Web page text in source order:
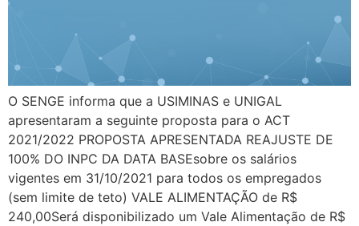
O SENGE informa que a USIMINAS e UNIGAL
apresentaram a seguinte proposta para o ACT
2021/2022 PROPOSTA APRESENTADA REAJUSTE DE
100% DO INPC DA DATA BASEsobre os salários
vigentes em 31/10/2021 para todos os empregados
(sem limite de teto) VALE ALIMENTAÇÃO de R$
240,00Será disponibilizado um Vale Alimentação de R$